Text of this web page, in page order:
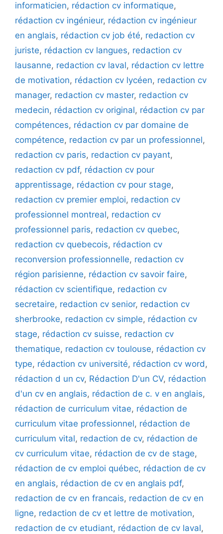
informaticien, rédaction cv informatique,
rédaction cv ingénieur, rédaction cv ingénieur
en anglais, rédaction cv job été, redaction cv
juriste, rédaction cv langues, redaction cv
lausanne, redaction cv laval, rédaction cv lettre
de motivation, rédaction cv lycéen, redaction cv
manager, redaction cv master, redaction cv
medecin, rédaction cv original, rédaction cv par
compétences, rédaction cv par domaine de
compétence, redaction cv par un professionnel,
redaction cv paris, redaction cv payant,
redaction cv pdf, rédaction cv pour
apprentissage, rédaction cv pour stage,
redaction cv premier emploi, redaction cv
professionnel montreal, redaction cv
professionnel paris, redaction cv quebec,
redaction cv quebecois, rédaction cv
reconversion professionnelle, redaction cv
région parisienne, rédaction cv savoir faire,
rédaction cv scientifique, redaction cv
secretaire, redaction cv senior, redaction cv
sherbrooke, redaction cv simple, rédaction cv
stage, rédaction cv suisse, redaction cv
thematique, redaction cv toulouse, rédaction cv
type, rédaction cv université, rédaction cv word,
rédaction d un cv, Rédaction D'un CV, rédaction
d'un cv en anglais, rédaction de c. v en anglais,
rédaction de curriculum vitae, rédaction de
curriculum vitae professionnel, rédaction de
curriculum vital, redaction de cv, rédaction de
cv curriculum vitae, rédaction de cv de stage,
rédaction de cv emploi québec, rédaction de cv
en anglais, rédaction de cv en anglais pdf,
redaction de cv en francais, redaction de cv en
ligne, redaction de cv et lettre de motivation,
redaction de cv etudiant, rédaction de cv laval,